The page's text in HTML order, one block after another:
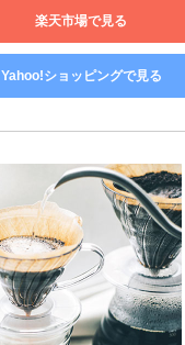
楽天市場で見る
Yahoo!ショッピングで見る